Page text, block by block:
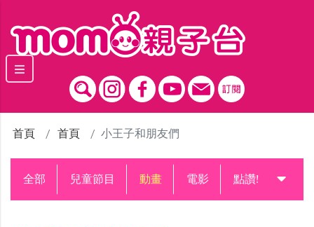
首頁 首頁 小王子和朋友們
全部 兒童節目 動畫 電影 點讚!升級中